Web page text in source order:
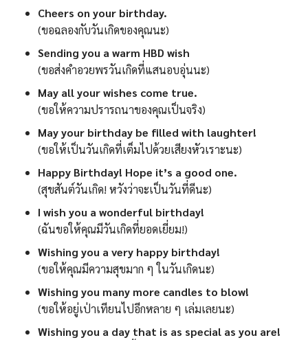
Cheers on your birthday.
(ขอฉลองกับวันเกิดของคุณนะ)
Sending you a warm HBD wish
(ขอส่งคำอวยพรวันเกิดที่แสนอบอุ่นนะ)
May all your wishes come true.
(ขอให้ความปรารถนาของคุณเป็นจริง)
May your birthday be filled with laughter!
(ขอให้เป็นวันเกิดที่เต็มไปด้วยเสียงหัวเราะนะ)
Happy Birthday! Hope it’s a good one.
(สุขสันต์วันเกิด! หวังว่าจะเป็นวันที่ดีนะ)
I wish you a wonderful birthday!
(ฉันขอให้คุณมีวันเกิดที่ยอดเยี่ยม!)
Wishing you a very happy birthday!
(ขอให้คุณมีความสุขมาก ๆ ในวันเกิดนะ)
Wishing you many more candles to blow!
(ขอให้อยู่เป่าเทียนไปอีกหลาย ๆ เล่มเลยนะ)
Wishing you a day that is as special as you are!